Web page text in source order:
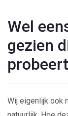
Wel
gezien
Wij eigenlijk ook